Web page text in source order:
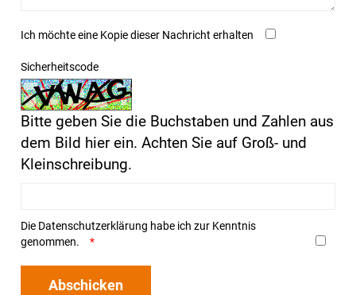
Ich möchte eine Kopie dieser Nachricht erhalten
Sicherheitscode
Bitte geben Sie die Buchstaben und Zahlen aus
dem Bild hier ein. Achten Sie auf Groß- und
Kleinschreibung.
Die Datenschutzerklärung habe ich zur Kenntnis
genommen.
Abschicken